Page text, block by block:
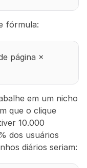
fórmula:
página ×
em um nicho
que o clique
10.000
dos usuários
diários seriam: